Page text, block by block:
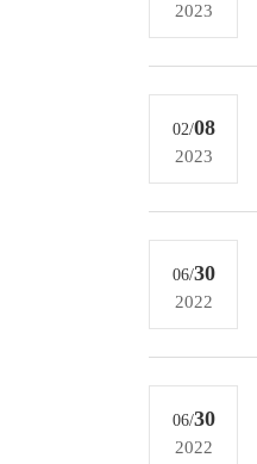
2023
02/08
2023
06/30
2022
06/30
2022